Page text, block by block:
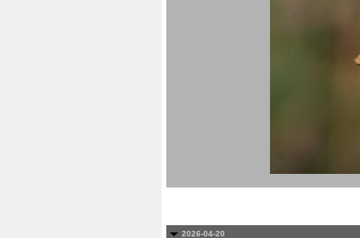
2026-04-20